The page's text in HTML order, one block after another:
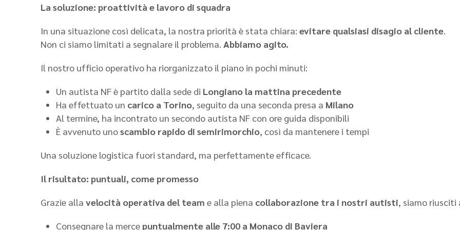
La soluzione: proattività e lavoro di squadra
In una situazione così delicata, la nostra priorità è stata chiara:evitare qualsiasi disagio al cliente.
Non ci siamo limitati a segnalare il problema.Abbiamo agito.
Il nostro ufficio operativo ha riorganizzato il piano in pochi minuti:
Un autista NF è partito dalla sede di Longiano la mattina precedente
Ha effettuato un carico a Torino, seguito da una seconda presa a Milano
Al termine, ha incontrato un secondo autista NF con ore guida disponibili
È avvenuto unoscambio rapido di semirimorchio, così da mantenere i tempi
Una soluzione logistica fuori standard, ma perfettamente efficace.
Il risultato: puntuali, come promesso
Grazie allavelocità operativa del team e alla piena collaborazione tra i nostri autisti, siamo riusciti
Consegnare la merce puntualmente alle 7:00 a Monaco di Baviera